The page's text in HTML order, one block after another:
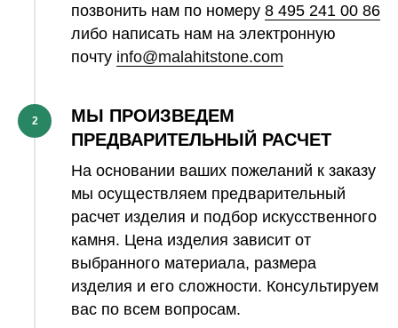
позвонить нам по номеру 8 495 241 00 86
либо написать нам на электронную
почту info@malahitstone.com
2
МЫ ПРОИЗВЕДЕМ
ПРЕДВАРИТЕЛЬНЫЙ РАСЧЕТ
На основании ваших пожеланий к заказу
мы осуществляем предварительный
расчет изделия и подбор искусственного
камня. Цена изделия зависит от
выбранного материала, размера
изделия и его сложности. Консультируем
вас по всем вопросам.